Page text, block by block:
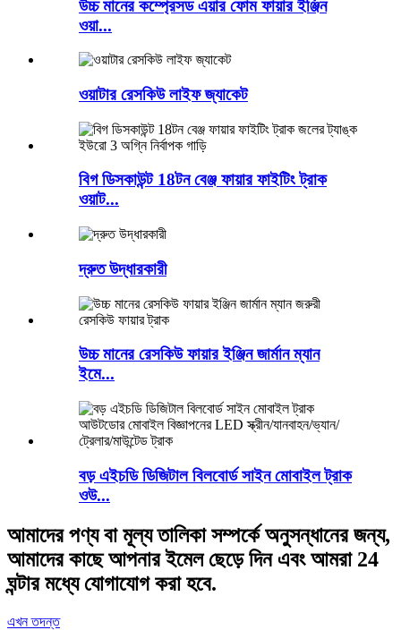
উচ্চ মানের কম্প্রেসড এয়ার ফোম ফায়ার ইঞ্জিন
ওয়া...
ওয়াটার রেসকিউ লাইফ জ্যাকেট
বিগ ডিসকাউন্ট 18টন বেঞ্জ ফায়ার ফাইটিং ট্রাক
ওয়াট...
দ্রুত উদ্ধারকারী
উচ্চ মানের রেসকিউ ফায়ার ইঞ্জিন জার্মান ম্যান
ইমে...
বড় এইচডি ডিজিটাল বিলবোর্ড সাইন মোবাইল ট্রাক
ওউ...
আমাদের পণ্য বা মূল্য তালিকা সম্পর্কে অনুসন্ধানের জন্য,
আমাদের কাছে আপনার ইমেল ছেড়ে দিন এবং আমরা 24
ঘন্টার মধ্যে যোগাযোগ করা হবে.
এখন তদন্ত